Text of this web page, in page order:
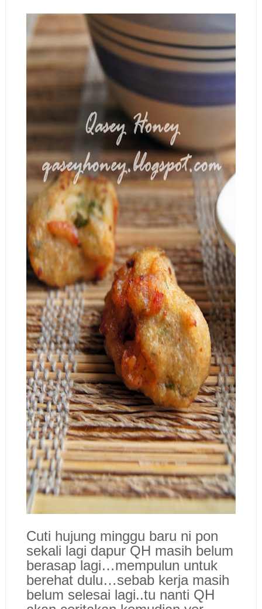
Cuti hujung minggu baru ni pon
sekali lagi dapur QH masih belum
berasap lagi…mempulun untuk
berehat dulu…sebab kerja masih
belum selesai lagi..tu nanti QH